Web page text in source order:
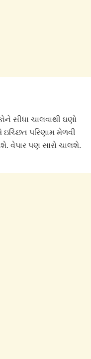
સીધા ચાલવાથી ઘણો
પરિણામ મેળવી
વેપાર પણ સારો ચાલશે.